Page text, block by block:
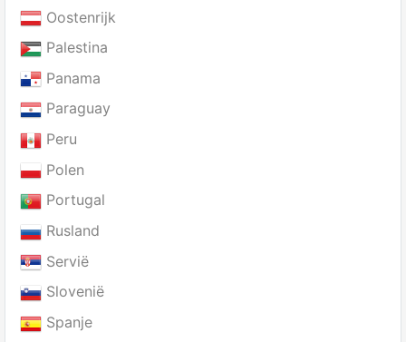
Oostenrijk
Palestina
Panama
Paraguay
Peru
Polen
Portugal
Rusland
Servië
Slovenië
Spanje